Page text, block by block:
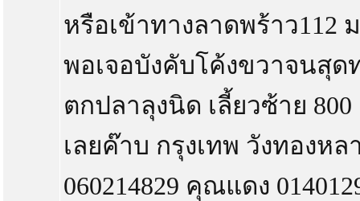
หรือเข้าทางลาดพร้าว112
พอเจอบังคับโค้งขวาจนสุด
ตกปลาลุงนิด เลี้ยวซ้าย
เลยค๊าบ กรุงเทพ วังทองหล
060214829 คุณแดง